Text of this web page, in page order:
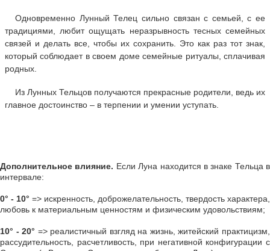
Одновременно Лунный Телец сильно связан с семьей, с ее
традициями, любит ощущать неразрывность тесных семейных
связей и делать все, чтобы их сохранить. Это как раз тот знак,
который соблюдает в своем доме семейные ритуалы, сплачивая
родных.
Из Лунных Тельцов получаются прекрасные родители, ведь их
главное достоинство – в терпении и умении уступать.
Дополнительное влияние. Если Луна находится в знаке Тельца в
интервале:
0° - 10° => искренность, доброжелательность, твердость характера,
любовь к материальным ценностям и физическим удовольствиям;
10° - 20° => реалистичный взгляд на жизнь, житейский практицизм,
рассудительность, расчетливость, при негативной конфигурации с